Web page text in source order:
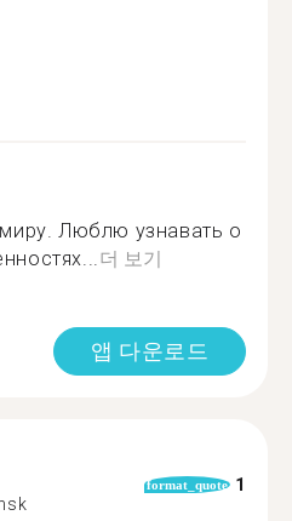
Люблю узнавать о
더 보기
앱 다운로드
format_quote 1